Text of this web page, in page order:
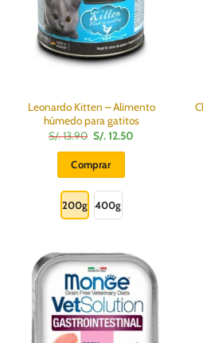
Leonardo Kitten – Alimento
húmedo para gatitos
S/.13.90 El
precio
original
era:
S/.
S/.12.50
Comprar
producto
tiene
variantes.
Las
opciones
se
pueden
200g 400g